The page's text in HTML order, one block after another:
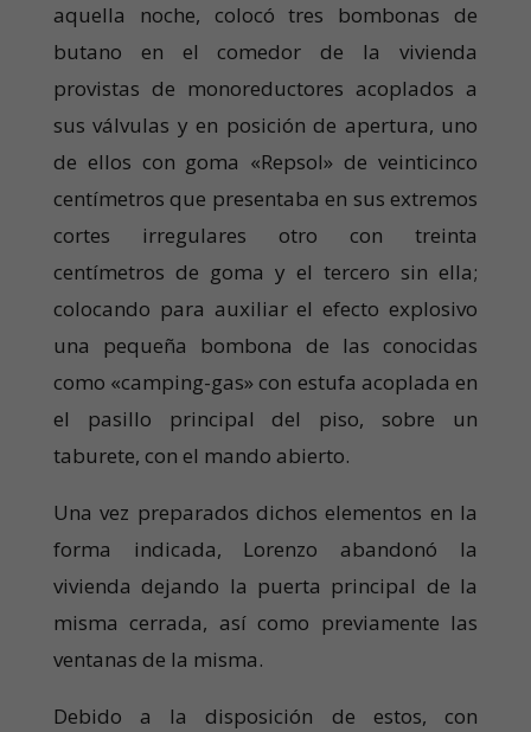
aquella noche, colocó tres bombonas de
butano en el comedor de la vivienda
provistas de monoreductores acoplados a
sus válvulas y en posición de apertura, uno
de ellos con goma «Repsol» de veinticinco
centímetros que presentaba en sus extremos
cortes irregulares otro con treinta
centímetros de goma y el tercero sin ella;
colocando para auxiliar el efecto explosivo
una pequeña bombona de las conocidas
como «camping-gas» con estufa acoplada en
el pasillo principal del piso, sobre un
taburete, con el mando abierto.
Una vez preparados dichos elementos en la
forma indicada, Lorenzo abandonó la
vivienda dejando la puerta principal de la
misma cerrada, así como previamente las
ventanas de la misma.
Debido a la disposición de estos, con